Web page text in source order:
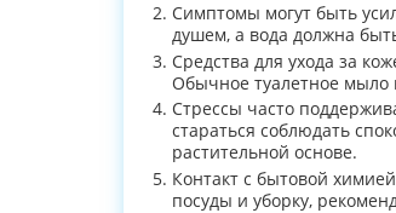
Симптомы могут быть
душем, а вода должна
Средства для ухода за
Обычное туалетное мыло
Стрессы часто
стараться соблюдать
растительной основе.
Контакт с бытовой
посуды и уборку,